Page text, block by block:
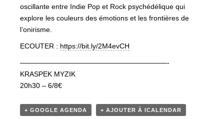
oscillante entre Indie Pop et Rock psychédélique qui
explore les couleurs des émotions et les frontières de
l’onirisme.
ECOUTER : https://bit.ly/2M4evCH
—————————————————————-
KRASPEK MYZIK
20h30 – 6/8€
+ GOOGLE AGENDA + AJOUTER À ICALENDAR